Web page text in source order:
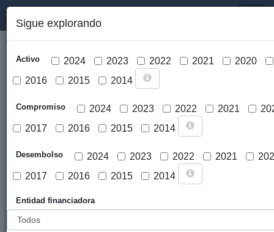
Cargar mapa
Sigue explorando
Activo 2024 2023 2022 2021
2020
2016
2015 2014
Compromiso 2024 2023 2022 2021
2017
2016 2015 2014
Desembolso 2024 2023 2022 2021
2017
2016 2015 2014
Entidad financiadora